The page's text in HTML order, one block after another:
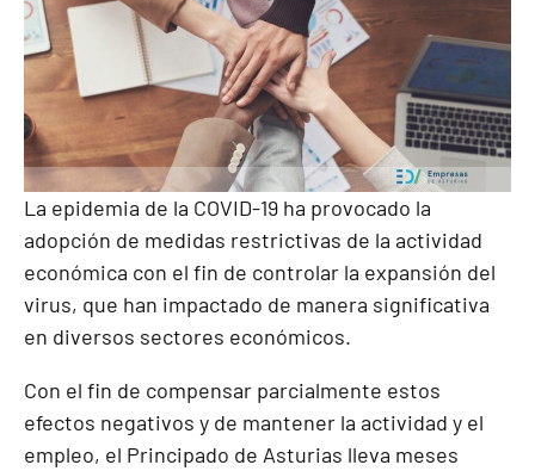
La epidemia de la COVID-19 ha provocado la
adopción de medidas restrictivas de la actividad
económica con el fin de controlar la expansión del
virus, que han impactado de manera significativa
en diversos sectores económicos.
Con el fin de compensar parcialmente estos
efectos negativos y de mantener la actividad y el
empleo, el Principado de Asturias lleva meses